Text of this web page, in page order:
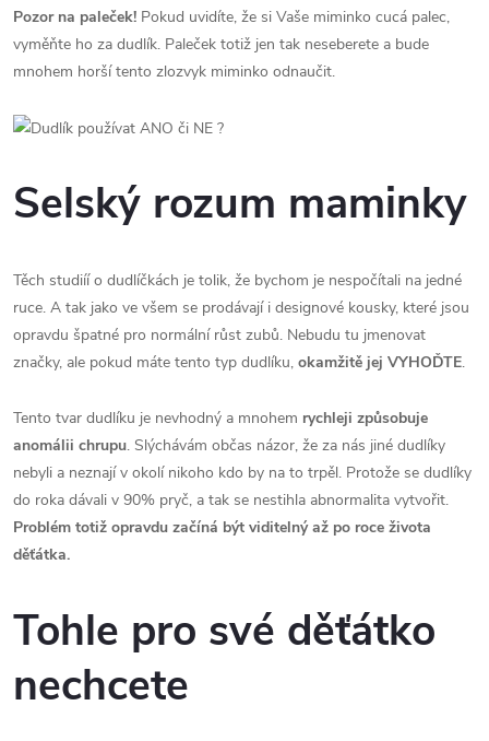
Pozor na paleček! Pokud uvidíte, že si Vaše miminko cucá palec,
vyměňte ho za dudlík. Paleček totiž jen tak neseberete a bude
mnohem horší tento zlozvyk miminko odnaučit.
Selský rozum maminky
Těch studiíí o dudlíčkách je tolik, že bychom je nespočítali na jedné
ruce. A tak jako ve všem se prodávají i designové kousky, které jsou
opravdu špatné pro normální růst zubů. Nebudu tu jmenovat
značky, ale pokud máte tento typ dudlíku, okamžitě jej VYHOĎTE.
Tento tvar dudlíku je nevhodný a mnohem rychleji způsobuje
anomálii chrupu. Slýchávám občas názor, že za nás jiné dudlíky
nebyli a neznají v okolí nikoho kdo by na to trpěl. Protože se dudlíky
do roka dávali v 90% pryč, a tak se nestihla abnormalita vytvořit.
Problém totiž opravdu začíná být viditelný až po roce života
děťátka.
Tohle pro své děťátko
nechcete